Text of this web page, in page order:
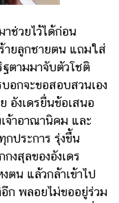
วยไว้ได้ก่อน
ายลูกชายตน แถมใส่
ตามมาจับตัวโชติ
อกจะขอสอบสวนเอง
อังเดรยื่นข้อเสนอ
จ้าอาณานิคม และ
ประการ รุ่งขึ้น
งสุลของอังเดร
ตน แล้วกล้าเข้าไป
ก พลอยไม่ขออยู่ร่วม